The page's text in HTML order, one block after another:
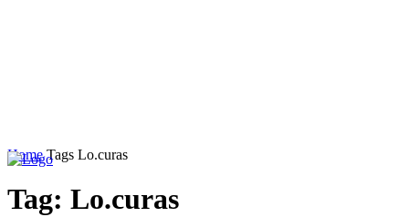
Home Tags Lo.curas
Tag: Lo.curas